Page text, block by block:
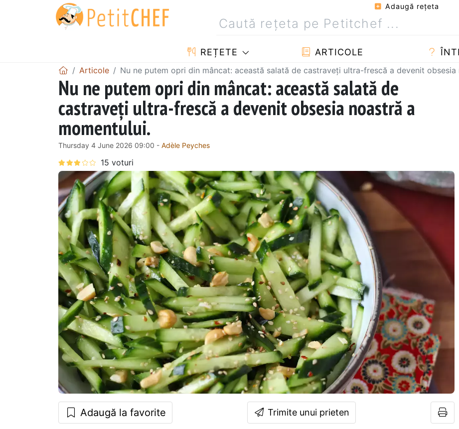
Adaugă reţeta
REȚETE ARTICOLE
Articole Nu ne putem opri din mâncat: această salată de castraveți ultra-frescă a devenit obsesia
Nu ne putem opri din mâncat: această salată de
castraveți ultra-frescă a devenit obsesia noastră a
momentului.
Thursday 4 June 2026 09:00 - Adèle Peyches
Adaugă la favorite Trimite unui prieten